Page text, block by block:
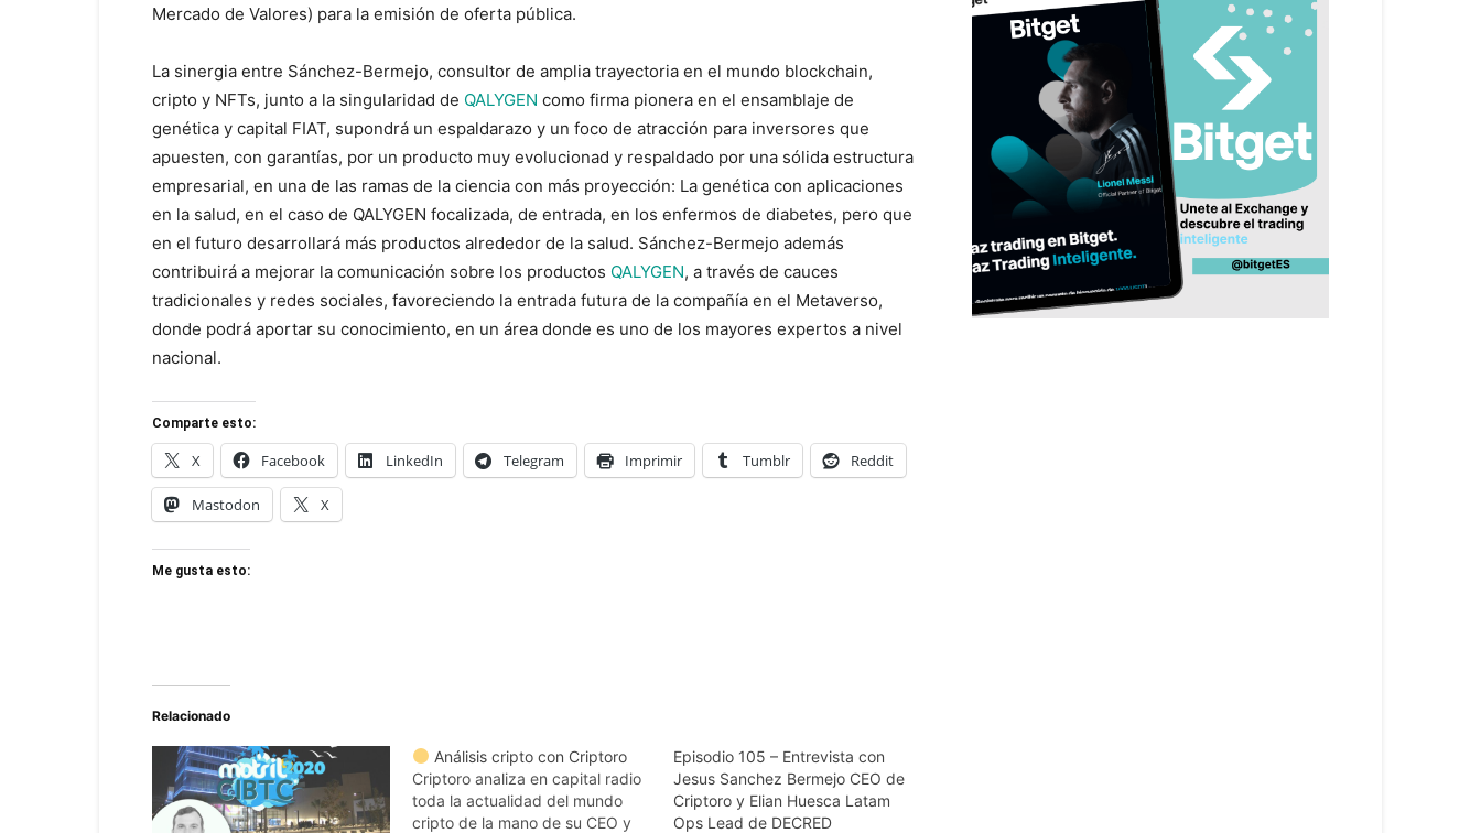
Mercado de Valores) para la emisión de oferta pública.
La sinergia entre Sánchez-Bermejo, consultor de amplia trayectoria en el mundo blockchain,
cripto y NFTs, junto a la singularidad de QALYGEN como firma pionera en el ensamblaje de
genética y capital FIAT, supondrá un espaldarazo y un foco de atracción para inversores que
apuesten, con garantías, por un producto muy evolucionad y respaldado por una sólida estructura
empresarial, en una de las ramas de la ciencia con más proyección: La genética con aplicaciones
en la salud, en el caso de QALYGEN focalizada, de entrada, en los enfermos de diabetes, pero que
en el futuro desarrollará más productos alrededor de la salud. Sánchez-Bermejo además
contribuirá a mejorar la comunicación sobre los productos QALYGEN, a través de cauces
tradicionales y redes sociales, favoreciendo la entrada futura de la compañía en el Metaverso,
donde podrá aportar su conocimiento, en un área donde es uno de los mayores expertos a nivel
nacional.
Comparte esto:
X Facebook LinkedIn Telegram Imprimir Tumblr Reddit
Mastodon X
Me gusta esto:
Relacionado
Análisis cripto con Criptoro
Criptoro analiza en capital radio
toda la actualidad del mundo
cripto de la mano de su CEO y
Episodio 105 – Entrevista con
Jesus Sanchez Bermejo CEO de
Criptoro y Elian Huesca Latam
Ops Lead de DECRED